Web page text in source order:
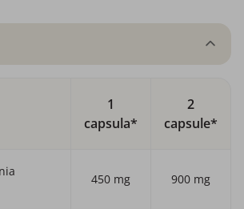
1
capsula*
2
capsule*
450 mg 900 mg